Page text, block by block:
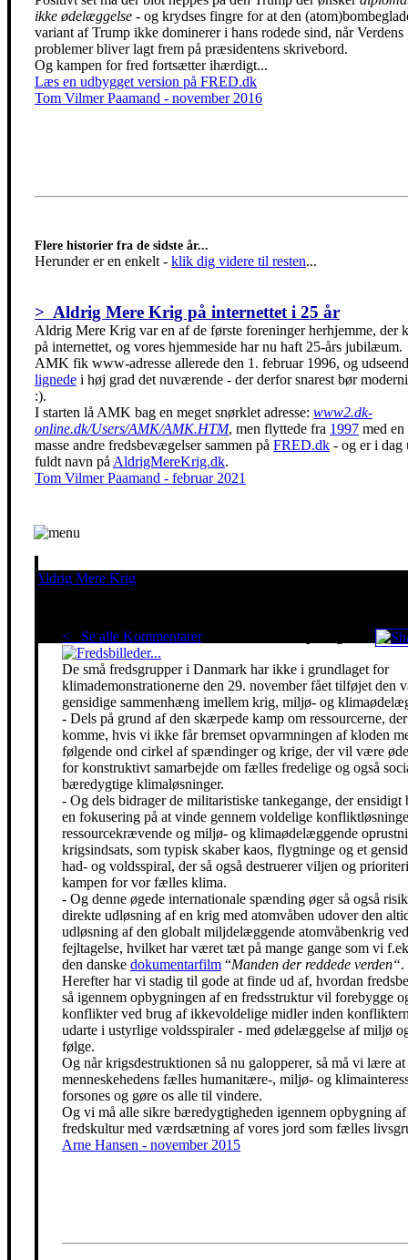
ikke ødelæggelse - og krydses fingre for at den
variant af Trump ikke dominerer i hans rodede sind, når Verdens
problemer bliver lagt frem på præsidentens skrivebord.
Og kampen for fred fortsætter ihærdigt...
Læs en udbygget version på FRED.dk
Tom Vilmer Paamand - november 2016
Flere historier fra de sidste år...
Herunder er en enkelt - klik dig videre til resten...
> Aldrig Mere Krig på internettet i 25 år
Aldrig Mere Krig var en af de første foreninger herhjemme, der
på internettet, og vores hjemmeside har nu haft 25-års jubilæum.
AMK fik www-adresse allerede den 1. februar 1996, og
lignede i høj grad det nuværende - der derfor snarest bør
:).
I starten lå AMK bag en meget snørklet adresse: www2.dk-
online.dk/Users/AMK/AMK.HTM, men flyttede fra 1997 med en
masse andre fredsbevægelser sammen på FRED.dk - og er i dag
fuldt navn på AldrigMereKrig.dk.
Tom Vilmer Paamand - februar 2021
Aldrig Mere Krig
< Se alle KommentarerRed klimaet - stop krigen!
De små fredsgrupper i Danmark har ikke i grundlaget for
klimademonstrationerne den 29. november fået tilføjet den
gensidige sammenhæng imellem krig, miljø- og
- Dels på grund af den skærpede kamp om ressourcerne,
komme, hvis vi ikke får bremset opvarmningen af kloden
følgende ond cirkel af spændinger og krige, der vil være
for konstruktivt samarbejde om fælles fredelige og også
bæredygtige klimaløsninger.
- Og dels bidrager de militaristiske tankegange, der ensidigt
en fokusering på at vinde gennem voldelige
ressourcekrævende og miljø- og klimaødelæggende
krigsindsats, som typisk skaber kaos, flygtninge og et
had- og voldsspiral, der så også destruerer viljen og
kampen for vor fælles klima.
- Og denne øgede internationale spænding øger så også
direkte udløsning af en krig med atomvåben udover den
udløsning af den globalt miljdelæggende atomvåbenkrig
fejltagelse, hvilket har været tæt på mange gange som vi
den danske dokumentarfilm “Manden der reddede verden“.
Herefter har vi stadig til gode at finde ud af, hvordan
så igennem opbygningen af en fredsstruktur vil forebygge
konflikter ved brug af ikkevoldelige midler inden
udarte i ustyrlige voldsspiraler - med ødelæggelse af miljø
følge.
Og når krigsdestruktionen så nu galopperer, så må vi lære
menneskehedens fælles humanitære-, miljø- og
forsones og gøre os alle til vindere.
Og vi må alle sikre bæredygtigheden igennem opbygning af
fredskultur med værdsætning af vores jord som fælles
Arne Hansen - november 2015